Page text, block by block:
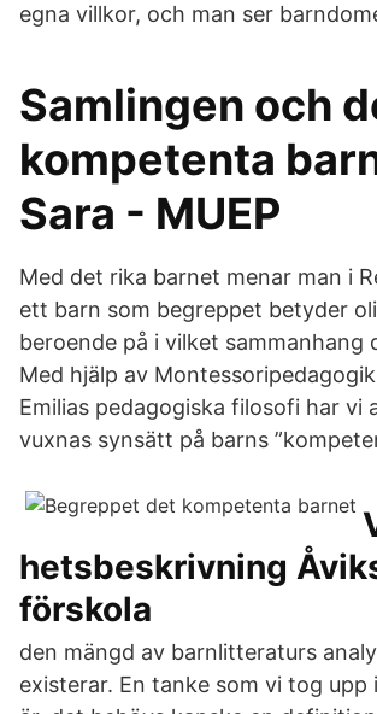
egna villkor, och man ser
Samlingen och
kompetenta
Sara - MUEP
Med det rika barnet menar man i
ett barn som begreppet betyder
beroende på i vilket sammanhang
Med hjälp av
Emilias pedagogiska filosofi har vi
vuxnas synsätt på barns
hetsbeskrivning
förskola
den mängd av barnlitteraturs
existerar. En tanke som vi tog upp